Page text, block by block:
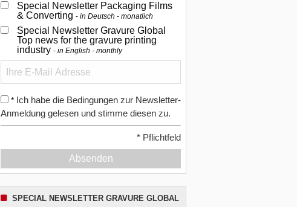
Special Newsletter Packaging Films
& Converting in Deutsch - monatlich
Special Newsletter Gravure Global
Top news for the gravure printing
industry in English - monthly
* Ich habe die Bedingungen zur Newsletter-
Anmeldung gelesen und stimme diesen zu.
* Pflichtfeld
Absenden
SPECIAL NEWSLETTER GRAVURE GLOBAL